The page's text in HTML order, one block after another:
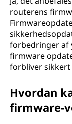
routerens
forbedringer af
firmware
forbliver
Hvordan
firmware-